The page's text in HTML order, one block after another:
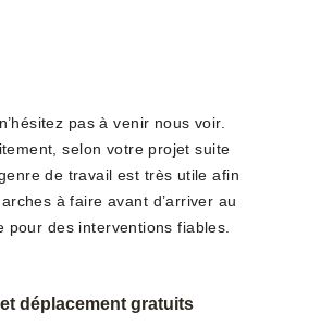
pas à venir nous voir.
selon votre projet suite
de travail est très utile afin
à faire avant d’arriver au
des interventions fiables.
déplacement gratuits